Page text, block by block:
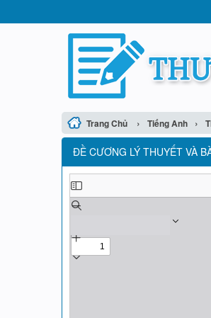
Trang Chủ › Tiếng Anh ›
ĐỀ CƯƠNG LÝ THUYẾT VÀ